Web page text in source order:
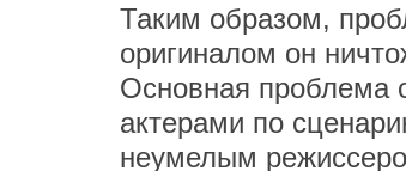
Таким образом,
оригиналом он
Основная проблема
актерами по
неумелым